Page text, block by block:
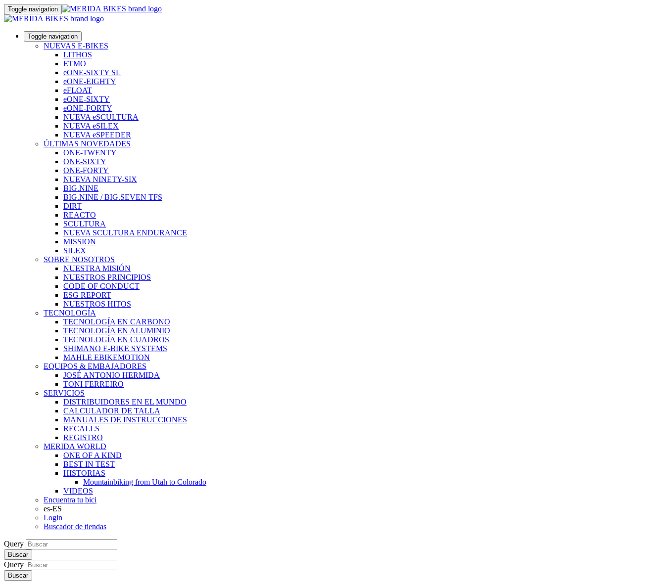
Toggle navigation
Toggle navigation
NUEVAS E-BIKES
LITHOS
ETMO
eONE-SIXTY SL
eONE-EIGHTY
eFLOAT
eONE-SIXTY
eONE-FORTY
NUEVA eSCULTURA
NUEVA eSILEX
NUEVA eSPEEDER
ÚLTIMAS NOVEDADES
ONE-TWENTY
ONE-SIXTY
ONE-FORTY
NUEVA NINETY-SIX
BIG.NINE
BIG.NINE / BIG.SEVEN TFS
DIRT
REACTO
SCULTURA
NUEVA SCULTURA ENDURANCE
MISSION
SILEX
SOBRE NOSOTROS
NUESTRA MISIÓN
NUESTROS PRINCIPIOS
CODE OF CONDUCT
ESG REPORT
NUESTROS HITOS
TECNOLOGÍA
TECNOLOGÍA EN CARBONO
TECNOLOGÍA EN ALUMINIO
TECNOLOGÍA EN CUADROS
SHIMANO E-BIKE SYSTEMS
MAHLE EBIKEMOTION
EQUIPOS & EMBAJADORES
JOSÉ ANTONIO HERMIDA
TONI FERREIRO
SERVICIOS
DISTRIBUIDORES EN EL MUNDO
CALCULADOR DE TALLA
MANUALES DE INSTRUCCIONES
RECALLS
REGISTRO
MERIDA WORLD
ONE OF A KIND
BEST IN TEST
HISTORIAS
Mountainbiking from Utah to Colorado
VIDEOS
Encuentra tu bici
es-ES
Login
Buscador de tiendas
Query
Buscar
Query
Buscar